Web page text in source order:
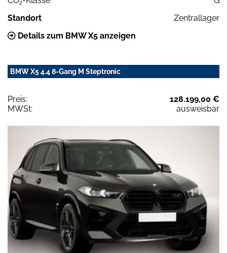
2
Standort
Zentrallager
Details zum BMW X5 anzeigen
BMW X5 4.4 8-Gang M Steptronic
Preis:
128.199,00 €
MWSt:
ausweisbar